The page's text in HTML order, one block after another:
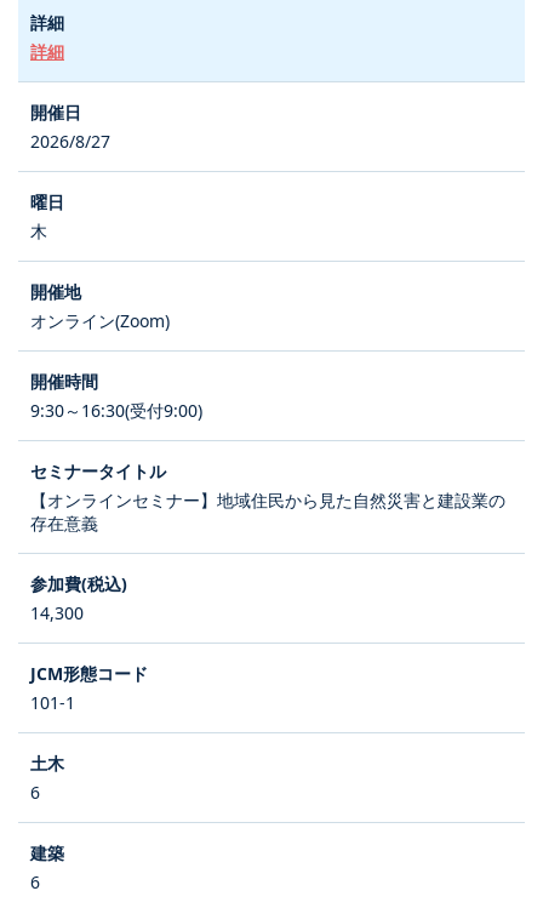
詳細
2026/8/27
木
オンライン(Zoom)
9:30～16:30(受付9:00)
【オンラインセミナー】地域住民から見た自然災害と建設業の
存在意義
14,300
101-1
6
6